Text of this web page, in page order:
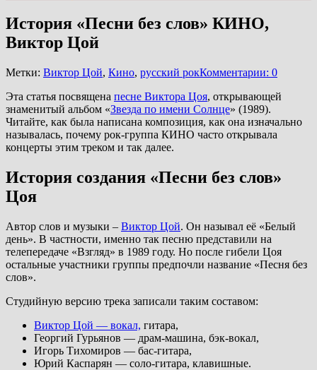
История «Песни без слов» КИНО,
Виктор Цой
Метки: Виктор Цой, Кино, русский рокКомментарии: 0
Эта статья посвящена песне Виктора Цоя, открывающей
знаменитый альбом «Звезда по имени Солнце» (1989).
Читайте, как была написана композиция, как она изначально
называлась, почему рок-группа КИНО часто открывала
концерты этим треком и так далее.
История создания «Песни без слов»
Цоя
Автор слов и музыки – Виктор Цой. Он называл её «Белый
день». В частности, именно так песню представили на
телепередаче «Взгляд» в 1989 году. Но после гибели Цоя
остальные участники группы предпочли название «Песня без
слов».
Студийную версию трека записали таким составом:
Виктор Цой — вокал, гитара,
Георгий Гурьянов — драм-машина, бэк-вокал,
Игорь Тихомиров — бас-гитара,
Юрий Каспарян — соло-гитара, клавишные.